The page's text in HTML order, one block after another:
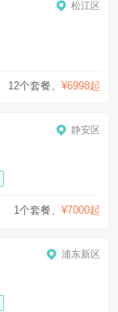
松江区
12个套餐 ¥6998起
静安区
1个套餐、 ¥7000起
浦东新区